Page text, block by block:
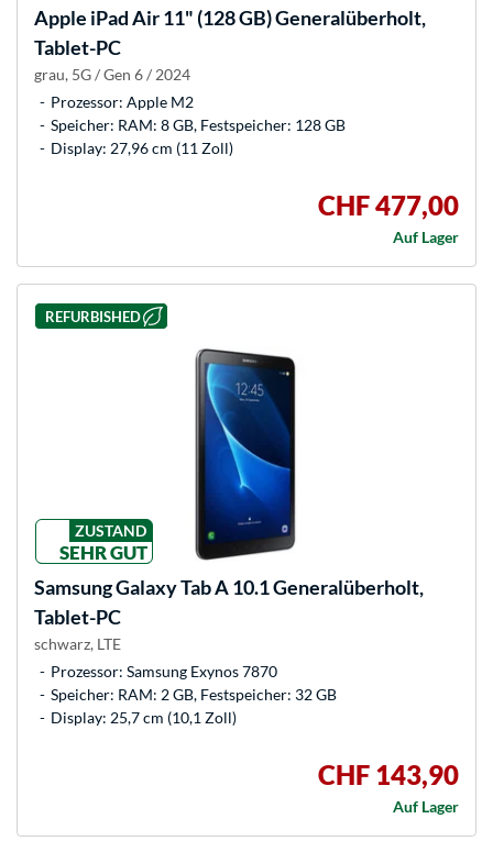
Apple iPad Air 11" (128 GB) Generalüberholt,
Tablet-PC
grau, 5G / Gen 6 / 2024
Prozessor: Apple M2
Speicher: RAM: 8 GB, Festspeicher: 128 GB
Display: 27,96 cm (11 Zoll)
CHF 477,00
Auf Lager
REFURBISHED
ZUSTAND
SEHR GUT
SamsungGalaxy Tab A 10.1 Generalüberholt,
Tablet-PC
schwarz, LTE
Prozessor: Samsung Exynos 7870
Speicher: RAM: 2 GB, Festspeicher: 32 GB
Display: 25,7 cm (10,1 Zoll)
CHF 143,90
Auf Lager